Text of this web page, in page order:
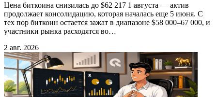
Цена биткоина снизилась до $62 217 1 августа — актив
продолжает консолидацию, которая началась еще 5 июня. С
тех пор биткоин остается зажат в диапазоне $58 000–67 000, и
участники рынка расходятся во…
2 авг. 2026